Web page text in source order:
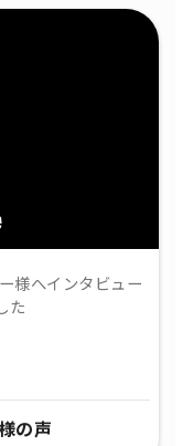
様へインタビュー
た
の声​